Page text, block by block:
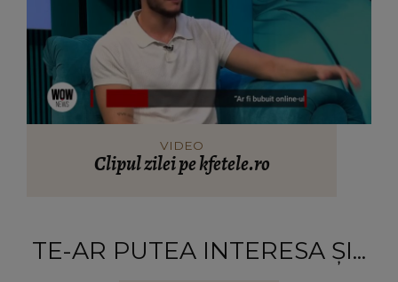
VIDEO
Clipul zilei pe kfetele.ro
TE-AR PUTEA INTERESA ȘI...